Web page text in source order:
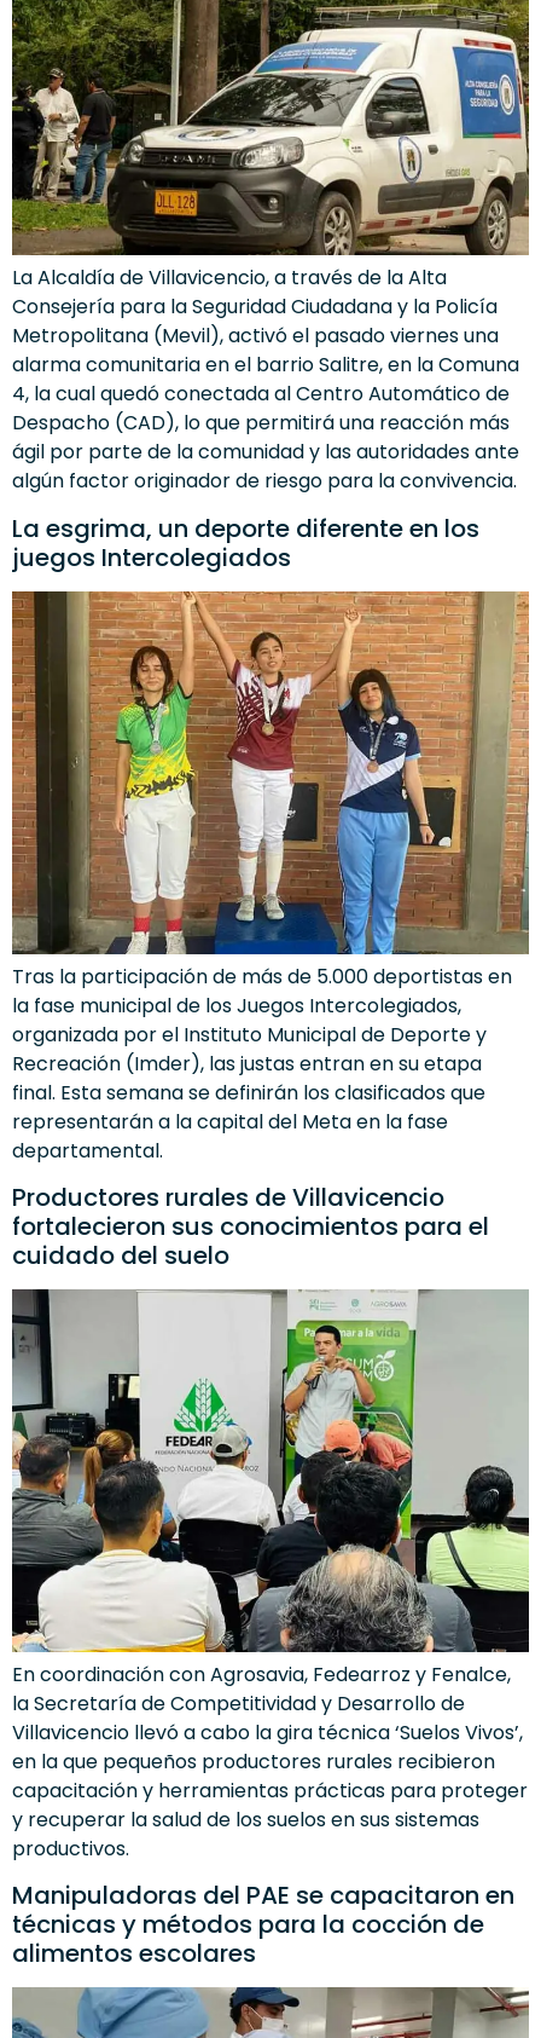
La Alcaldía de Villavicencio, a través de la Alta
Consejería para la Seguridad Ciudadana y la Policía
Metropolitana (Mevil), activó el pasado viernes una
alarma comunitaria en el barrio Salitre, en la Comuna
4, la cual quedó conectada al Centro Automático de
Despacho (CAD), lo que permitirá una reacción más
ágil por parte de la comunidad y las autoridades ante
algún factor originador de riesgo para la convivencia.
La esgrima, un deporte diferente en los
juegos Intercolegiados
Tras la participación de más de 5.000 deportistas en
la fase municipal de los Juegos Intercolegiados,
organizada por el Instituto Municipal de Deporte y
Recreación (Imder), las justas entran en su etapa
final. Esta semana se definirán los clasificados que
representarán a la capital del Meta en la fase
departamental.
Productores rurales de Villavicencio
fortalecieron sus conocimientos para el
cuidado del suelo
En coordinación con Agrosavia, Fedearroz y Fenalce,
la Secretaría de Competitividad y Desarrollo de
Villavicencio llevó a cabo la gira técnica ‘Suelos Vivos’,
en la que pequeños productores rurales recibieron
capacitación y herramientas prácticas para proteger
y recuperar la salud de los suelos en sus sistemas
productivos.
Manipuladoras del PAE se capacitaron en
técnicas y métodos para la cocción de
alimentos escolares